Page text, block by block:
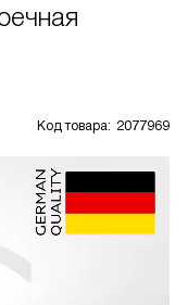
Код товара: 2077969